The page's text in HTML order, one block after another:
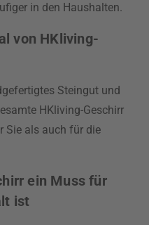
in den Haushalten.
von HKliving-
Steingut und
HKliving-Geschirr
Sie als auch für die
ein Muss für
ist